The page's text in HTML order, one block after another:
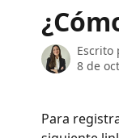
Escrito
8 de
Para